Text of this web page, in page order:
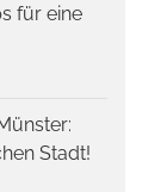
für eine
Stadt!